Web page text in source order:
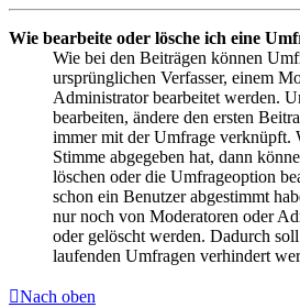
Wie bearbeite oder lösche ich eine
Wie bei den Beiträgen können
ursprünglichen Verfasser, einem
Administrator bearbeitet werden.
bearbeiten, ändere den ersten
immer mit der Umfrage verknüpft.
Stimme abgegeben hat, dann
löschen oder die Umfrageoption
schon ein Benutzer abgestimmt
nur noch von Moderatoren oder
oder gelöscht werden. Dadurch
laufenden Umfragen verhindert
Nach oben